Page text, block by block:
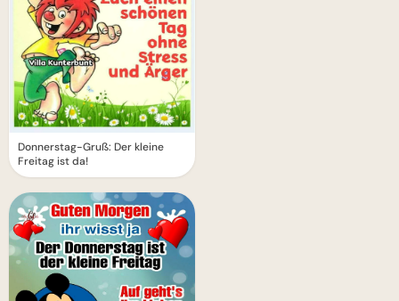
Donnerstag-Gruß: Der kleine
Freitag ist da!